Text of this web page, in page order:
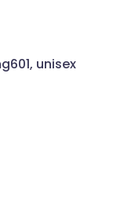
unisex